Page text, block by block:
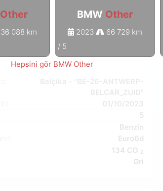
Other
36 088 km
BMW Other
2023 66 729 km
/ 5
Hepsini gör BMW Other
01/10/2023
5
Benzin
Euro6d
134 CO 2
Gri